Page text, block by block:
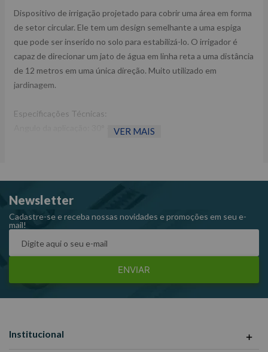
Dispositivo de irrigação projetado para cobrir uma área em forma
de setor circular. Ele tem um design semelhante a uma espiga
que pode ser inserido no solo para estabilizá-lo. O irrigador é
capaz de direcionar um jato de água em linha reta a uma distância
de 12 metros em uma única direção. Muito utilizado em
jardinagem.
Especificações Técnicas:
Angulo da aplicação: 30° - 360°
Dimensões Embalagem CxLxA (mm): 370x155x40
Peso: 90g
Ref: 654158
Garantia: 3 Meses
Fabricante: Palisad
-Imagens meramente ilustrativas
-Todas as informações divulgadas são de responsabilidade do
Fabricante/ Fornecedor.
VER MAIS
Newsletter
Cadastre-se e receba nossas novidades e promoções em seu e-
mail!
ENVIAR
Institucional